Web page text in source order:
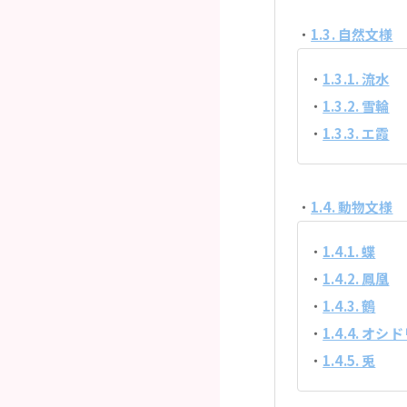
1.3. 自然文様
1.3.1. 流水
1.3.2. 雪輪
1.3.3. エ霞
1.4. 動物文様
1.4.1. 蝶
1.4.2. 鳳凰
1.4.3. 鶴
1.4.4. オシド
1.4.5. 兎